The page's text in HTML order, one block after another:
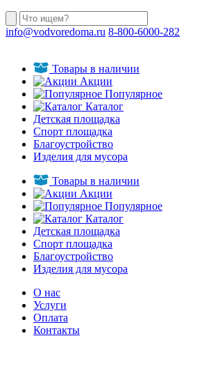
info@vodvoredoma.ru 8-800-6000-282
Товары в наличии
Акции
Популярное
Каталог
Детская площадка
Спорт площадка
Благоустройство
Изделия для мусора
Товары в наличии
Акции
Популярное
Каталог
Детская площадка
Спорт площадка
Благоустройство
Изделия для мусора
О нас
Услуги
Оплата
Контакты